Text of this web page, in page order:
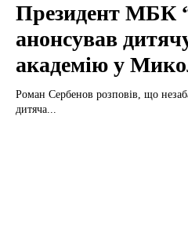
Президент МБК
анонсував
академію у
Роман Сербенов розповів, що
дитяча...